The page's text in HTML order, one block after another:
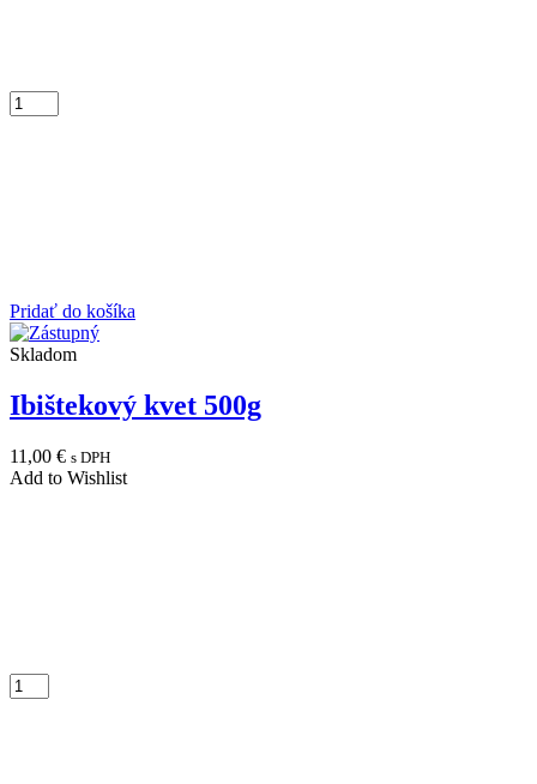
Pridať do košíka
Skladom
Ibištekový kvet 500g
11,00 € s DPH
Add to Wishlist